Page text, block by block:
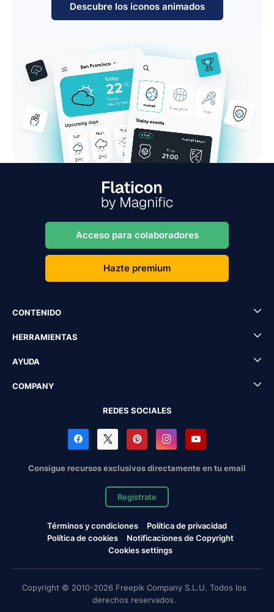
Descubre los iconos animados
Acceso para colaboradores
Hazte premium
CONTENIDO
HERRAMIENTAS
AYUDA
COMPANY
REDES SOCIALES
Consigue recursos exclusivos directamente en tu email
Regístrate
Términos y condiciones
Política de privacidad
Política de cookies
Notificaciones de Copyright
Cookies settings
Copyright © 2010-2026 Freepik Company S.L.U. Todos los
derechos reservados.